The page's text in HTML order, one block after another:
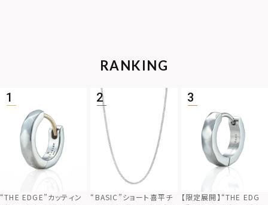
RANKING
“THE EDGE”カッティン
“BASIC”ショート喜平チ
【限定展開】“THE EDG